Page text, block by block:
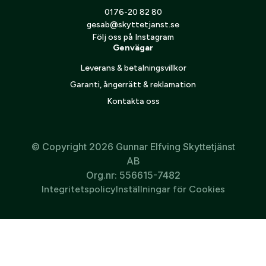
Jag godkänner att mina personuppgifter behandlas enligt
personuppgiftspolicy.
0176-20 82 80
gesab@skyttetjanst.se
Följ oss på Instagram
Genvägar
Leverans & betalningsvillkor
Garanti, ångerrätt & reklamation
Kontakta oss
© Copyright 2026 Gunnar Elfving Skyttetjänst
AB
Org.nr: 556615-7482
IntegritetspolicyInställningar för Cookies